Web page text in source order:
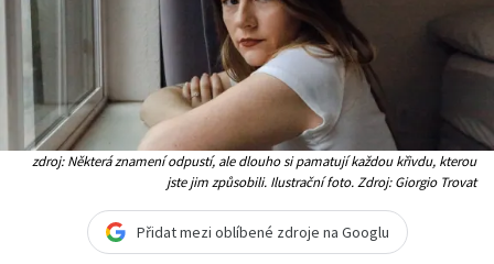
zdroj: Některá znamení odpustí, ale dlouho si pamatují každou křivdu, kterou
jste jim způsobili. Ilustrační foto. Zdroj: Giorgio Trovat
Přidat mezi oblíbené zdroje na Googlu